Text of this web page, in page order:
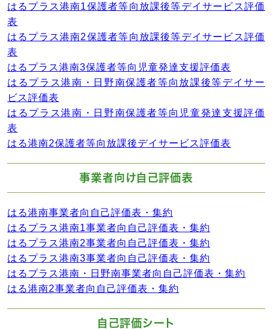
はるプラス港南1保護者等向放課後等デイサービス評価
表
はるプラス港南2保護者等向放課後等デイサービス評価
表
はるプラス港南3保護者等向児童発達支援評価表
はるプラス港南・日野南保護者等向放課後等デイサー
ビス評価表
はるプラス港南・日野南保護者等向児童発達支援評価
表
はる港南2保護者等向放課後デイサービス評価表
事業者向け自己評価表
はる港南事業者向自己評価表・集約
はるプラス港南1事業者向自己評価表・集約
はるプラス港南2事業者向自己評価表・集約
はるプラス港南3事業者向自己評価表・集約
はるプラス港南・日野南事業者向自己評価表・集約
はる港南2事業者向自己評価表・集約
自己評価シート